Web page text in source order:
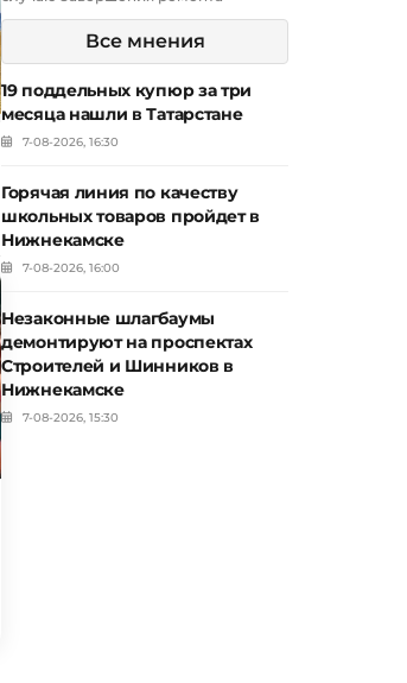
Все мнения
19 поддельных купюр за три
месяца нашли в Татарстане
7-08-2026, 16:30
Горячая линия по качеству
школьных товаров пройдет в
Нижнекамске
7-08-2026, 16:00
Незаконные шлагбаумы
демонтируют на проспектах
Строителей и Шинников в
Нижнекамске
7-08-2026, 15:30